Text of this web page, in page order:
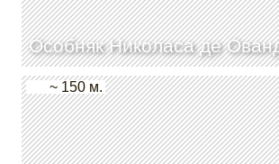
Особняк Николаса де
~ 150 м.